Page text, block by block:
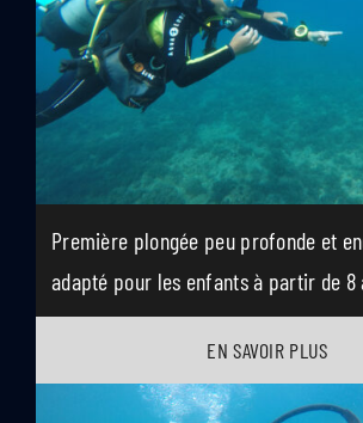
Première plongée peu profonde et
adapté pour les enfants à partir de 8
EN SAVOIR PLUS